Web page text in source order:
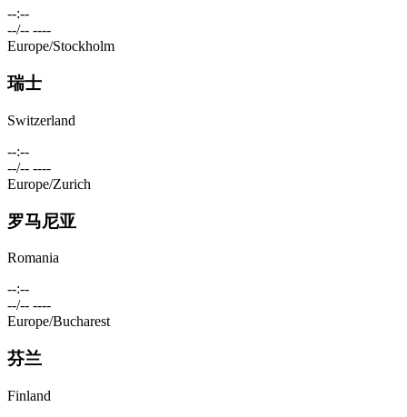
--:--
--/-- ----
Europe/Stockholm
瑞士
Switzerland
--:--
--/-- ----
Europe/Zurich
罗马尼亚
Romania
--:--
--/-- ----
Europe/Bucharest
芬兰
Finland